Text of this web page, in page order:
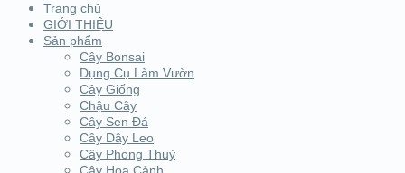
Trang chủ
GIỚI THIỆU
Sản phẩm
Cây Bonsai
Dụng Cụ Làm Vườn
Cây Giống
Chậu Cây
Cây Sen Đá
Cây Dây Leo
Cây Phong Thuỷ